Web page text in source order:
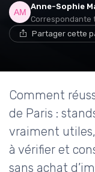
Anne-Sophie
Correspondante
Partager cette
Comment
de Paris :
vraiment
à vérifier et
sans achat